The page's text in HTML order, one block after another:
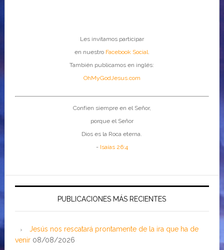
Les invitamos participar
en nuestro Facebook Social
También publicamos en inglés:
OhMyGodJesus.com
Confíen siempre en el Señor,
porque el Señor
Dios es la Roca eterna.
- Isaías 26:4
PUBLICACIONES MÁS RECIENTES
Jesús nos rescatará prontamente de la ira que ha de
venir 08/08/2026